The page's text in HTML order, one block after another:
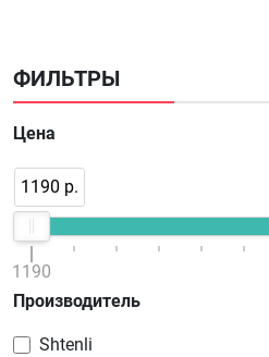
ФИЛЬТРЫ
Цена
1190 р.
1190
Производитель
Shtenli